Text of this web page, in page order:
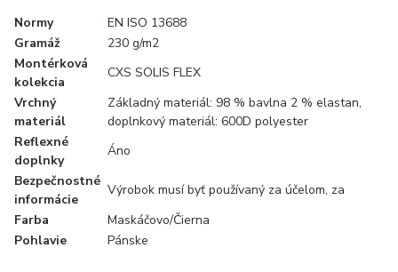
Normy
EN ISO 13688
Gramáž
230 g/m2
Montérková
kolekcia
CXS SOLIS FLEX
Vrchný
materiál
Základný materiál: 98 % bavlna 2 % elastan,
doplnkový materiál: 600D polyester
Reflexné
doplnky
Áno
Bezpečnostné
informácie
Výrobok musí byť používaný za účelom, za
Farba
Maskáčovo/Čierna
Pohlavie
Pánske